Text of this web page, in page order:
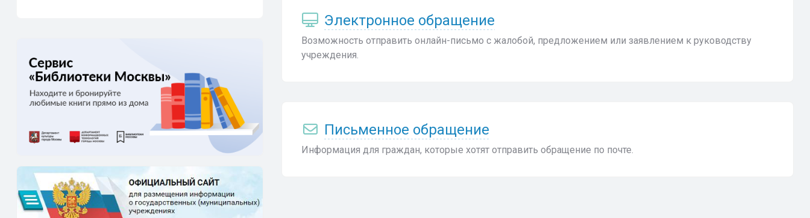
Электронное обращение
Возможность отправить онлайн-письмо с жалобой, предложением или заявлением к руководству
учреждения.
Письменное обращение
Информация для граждан, которые хотят отправить обращение по почте.